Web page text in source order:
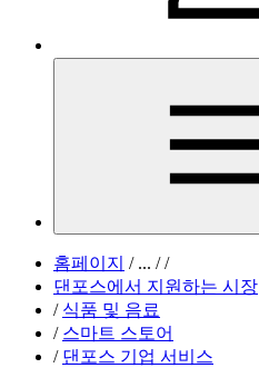
홈페이지 /... / /
댄포스에서 지원하는 시장
/ 식품 및 음료
/ 스마트 스토어
/ 댄포스 기업 서비스